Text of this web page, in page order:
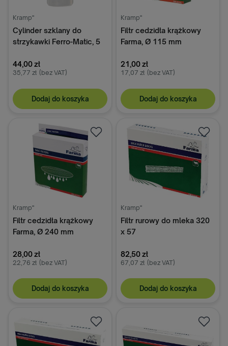
Kramp"
Cylinder szklany do
strzykawki Ferro-Matic, 5
44,00 zł
35,77 zł (bez VAT)
Dodaj do koszyka
Kramp"
Filtr cedzidła krążkowy
Farma, Ø 115 mm
21,00 zł
17,07 zł (bez VAT)
Dodaj do koszyka
Kramp"
Filtr cedzidła krążkowy
Farma, Ø 240 mm
28,00 zł
22,76 zł (bez VAT)
Dodaj do koszyka
Kramp"
Filtr rurowy do mleka 320
x 57
82,50 zł
67,07 zł (bez VAT)
Dodaj do koszyka